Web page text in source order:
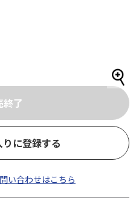
に登録する
い合わせはこちら